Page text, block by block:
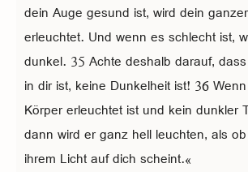
dein Auge gesund ist, wird dein
erleuchtet. Und wenn es schlecht ist,
dunkel. 35 Achte deshalb darauf,
in dir ist, keine Dunkelheit ist! 36
Körper erleuchtet ist und kein dunkler
dann wird er ganz hell leuchten, als
ihrem Licht auf dich scheint.«